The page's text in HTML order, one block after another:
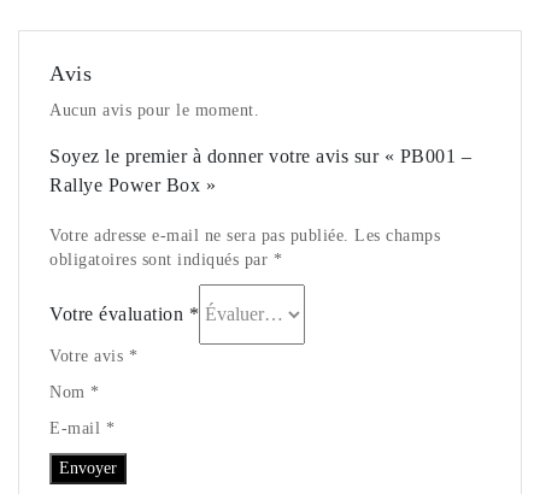
Avis
Aucun avis pour le moment.
Soyez le premier à donner votre avis sur « PB001 –
Rallye Power Box »
Votre adresse e-mail ne sera pas publiée. Les champs
obligatoires sont indiqués par *
Votre évaluation *
Votre avis *
Nom *
E-mail *